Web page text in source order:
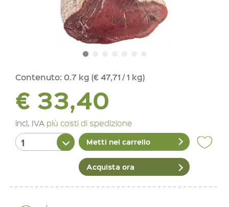
Contenuto: 0.7 kg (€ 47,71 / 1 kg)
€ 33,40
incl. IVA più costi di spedizione
Metti nel carrello
Acquista ora